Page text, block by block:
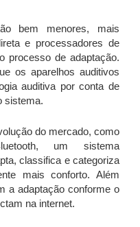
bem menores, mais
e processadores de
processo de adaptação.
os aparelhos auditivos
auditiva por conta de
sistema.
do mercado, como
um sistema
classifica e categoriza
mais conforto. Além
a adaptação conforme o
na internet.